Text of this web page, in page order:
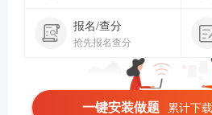
报名/查分
抢先报名查分
一键安装做题 累计下